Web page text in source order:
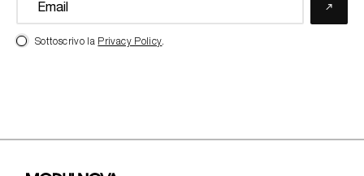
Sottoscrivo la Privacy Policy.